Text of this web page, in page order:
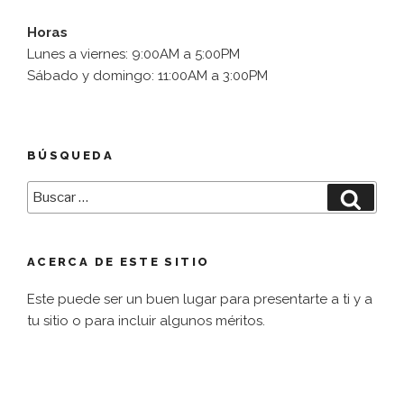
Horas
Lunes a viernes: 9:00AM a 5:00PM
Sábado y domingo: 11:00AM a 3:00PM
BÚSQUEDA
Buscar
por:
ACERCA DE ESTE SITIO
Este puede ser un buen lugar para presentarte a ti y a
tu sitio o para incluir algunos méritos.